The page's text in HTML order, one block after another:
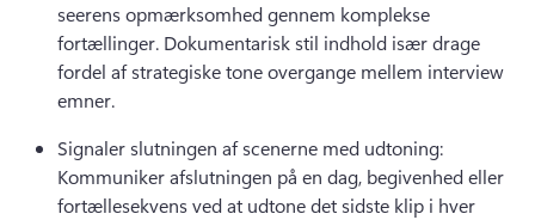
seerens opmærksomhed gennem komplekse
fortællinger. Dokumentarisk stil indhold især drage
fordel af strategiske tone overgange mellem interview
emner.
Signaler slutningen af scenerne med udtoning:
Kommuniker afslutningen på en dag, begivenhed eller
fortællesekvens ved at udtone det sidste klip i hver